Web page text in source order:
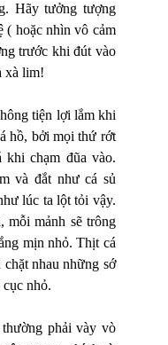
Hãy tưởng tượng
( hoặc nhìn vô cảm
trước khi đút vào
xà lim!
tiện lợi lắm khi
hồ, bởi mọi thứ rớt
chạm đũa vào.
và đắt như cá sủ
lúc ta lột tỏi vậy.
mỗi mảnh sẽ trông
mịn nhỏ. Thịt cá
nhau những sớ
nhỏ.
phải vày vò